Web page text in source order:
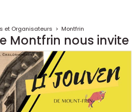
et Organisateurs > Montfrin
Montfrin nous invite